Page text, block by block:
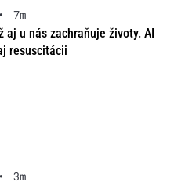
•
7m
aj u nás zachraňuje životy. AI
resuscitácii
•
3m